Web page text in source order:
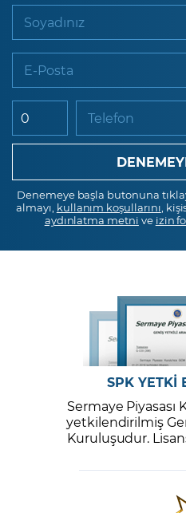
Soyadınız
E-Posta
Telefon
Denemeye başla butonuna
almayı, kullanım koşullarını ,
aydınlatma metni ve izin
SPK YETKİ
Sermaye Piyasası
yetkilendirilmiş
Kuruluşudur.